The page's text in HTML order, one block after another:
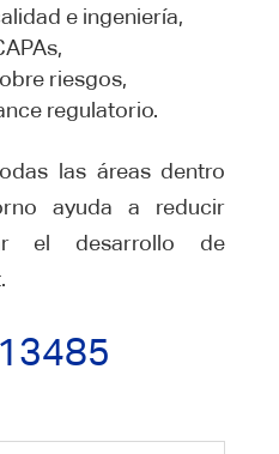
e ingeniería,
riesgos,
regulatorio.
las áreas dentro
ayuda a reducir
el desarrollo de